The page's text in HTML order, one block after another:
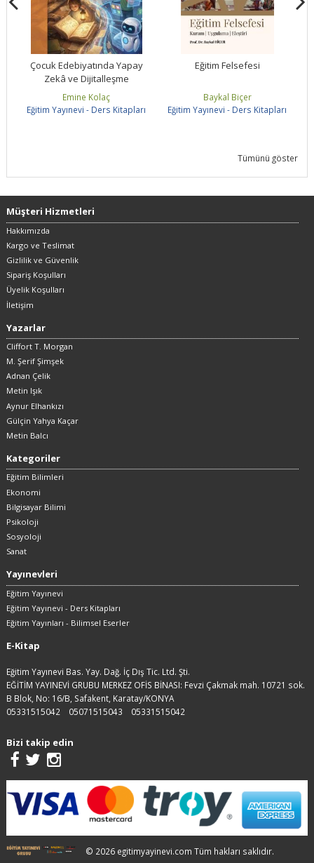
Çocuk Edebiyatında Yapay
Zekâ ve Dijitalleşme
Emine Kolaç
Eğitim Yayınevi - Ders Kitapları
Eğitim Felsefesi
Baykal Biçer
Eğitim Yayınevi - Ders Kitapları
Tümünü göster
Müşteri Hizmetleri
Hakkımızda
Kargo ve Teslimat
Gizlilik ve Güvenlik
Sipariş Koşulları
Üyelik Koşulları
İletişim
Yazarlar
Cliffort T. Morgan
M. Şerif Şimşek
Adnan Çelik
Metin Işık
Aynur Elhankızı
Gülçin Yahya Kaçar
Metin Balcı
Kategoriler
Eğitim Bilimleri
Ekonomi
Bilgisayar Bilimi
Psikoloji
Sosyoloji
Sanat
Yayınevleri
Eğitim Yayınevi
Eğitim Yayınevi - Ders Kitapları
Eğitim Yayınları - Bilimsel Eserler
E-Kitap
Eğitim Yayınevi Bas. Yay. Dağ. İç Dış Tic. Ltd. Şti.
EĞİTİM YAYINEVİ GRUBU MERKEZ OFİS BİNASI: Fevzi Çakmak mah. 10721 sok.
B Blok, No: 16/B, Safakent, Karatay/KONYA
05331515042
05071515043 05331515042
Bizi takip edin
© 2026 egitimyayinevi.com Tüm hakları saklıdır.